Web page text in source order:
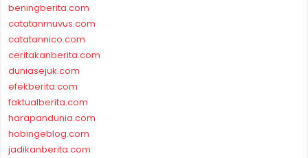
beningberita.com
catatanmuvus.com
catatannico.com
ceritakanberita.com
duniasejuk.com
efekberita.com
faktualberita.com
harapandunia.com
hobingeblog.com
jadikanberita.com